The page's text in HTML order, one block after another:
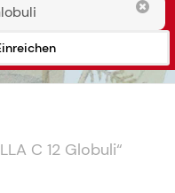
C 12 Globuli“